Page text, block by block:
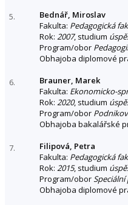
5.
Bednář, Miroslav
Fakulta: Pedagogická
Rok: 2007, studium
Program/obor
Obhajoba diplomové
6.
Brauner, Marek
Fakulta: Ekonomicko-
Rok: 2020, studium
Program/obor
Obhajoba bakalářské
7.
Filipová, Petra
Fakulta: Pedagogická
Rok: 2015, studium
Program/oborSpeciální
Obhajoba diplomové